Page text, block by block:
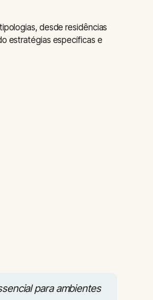
desde residências
estratégias específicas e
para ambientes